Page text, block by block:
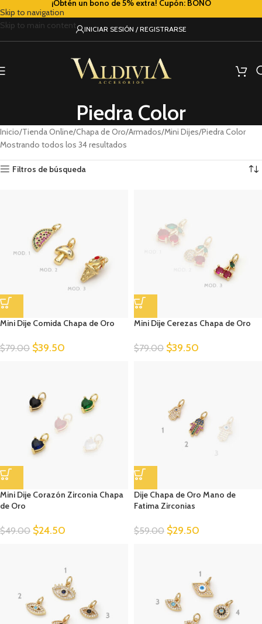
Skip to navigation
Skip to main content
¡Obtén un bono de 5% extra! Cupón: BONO
INICIAR SESIÓN / REGISTRARSE
Piedra Color
Inicio Tienda Online Chapa de Oro Armados Mini Dijes Piedra Color
Mostrando todos los 34 resultados
Filtros de búsqueda
Mini Dije Comida Chapa de Oro
$79.00 $39.50
Mini Dije Cerezas Chapa de Oro
$79.00 $39.50
Mini Dije Corazón Zirconia Chapa
de Oro
$49.00 $24.50
Dije Chapa de Oro Mano de
Fatima Zirconias
$59.00 $29.50